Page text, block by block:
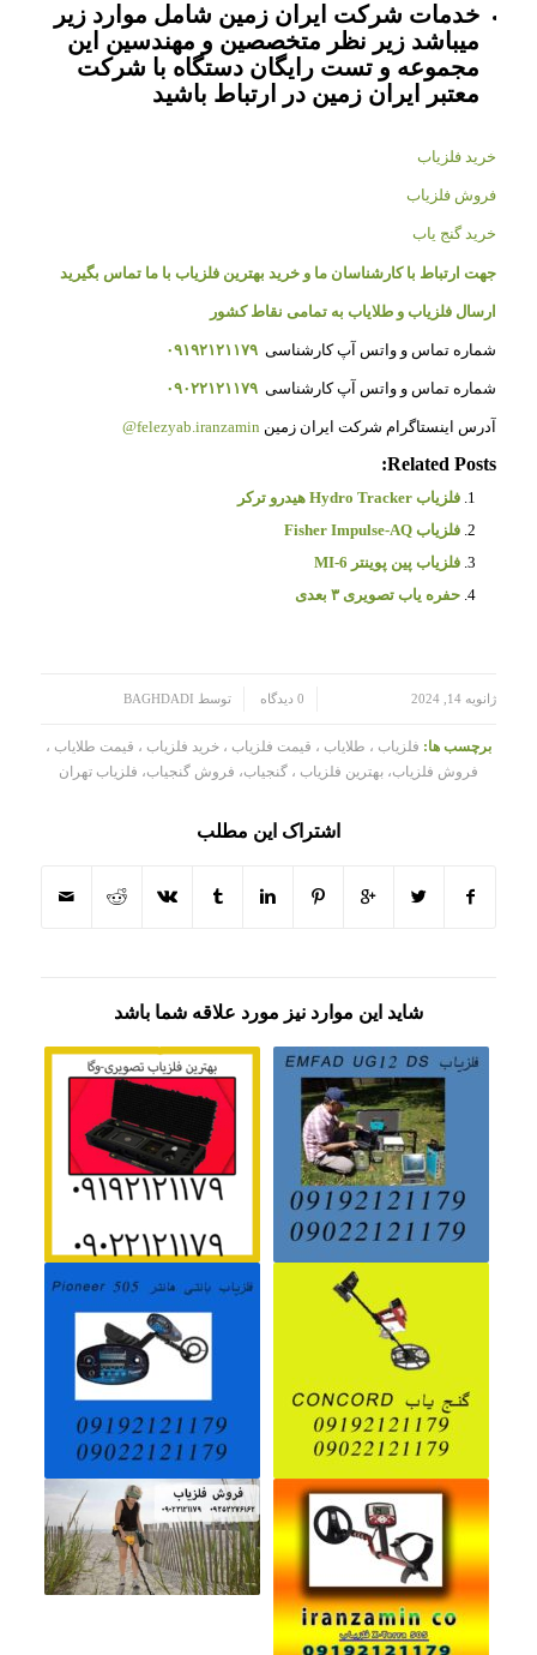
خدمات شرکت ایران زمین شامل موارد زیر
میباشد زیر نظر متخصصین و مهندسین این
مجموعه و تست رایگان دستگاه با شرکت
معتبر ایران زمین در ارتباط باشید
خرید فلزیاب
فروش فلزیاب
خرید گنج یاب
جهت ارتباط با کارشناسان ما و خرید بهترین فلزیاب با ما تماس بگیرید
ارسال فلزیاب و طلایاب به تمامی نقاط کشور
شماره تماس و واتس آپ کارشناسی ۰۹۱۹۲۱۲۱۱۷۹
شماره تماس و واتس آپ کارشناسی ۰۹۰۲۲۱۲۱۱۷۹
آدرس اینستاگرام شرکت ایران زمین felezyab.iranzamin@
Related Posts:
فلزیاب Hydro Tracker هیدرو ترکر
فلزیاب Fisher Impulse-AQ
فلزیاب پین‌ پوینتر MI-6
حفره یاب تصویری ۳ بعدی
ژانویه 14, 2024 0 دیدگاه توسط BAGHDADI
برچسب ها: فلزیاب ، طلایاب ، قیمت فلزیاب ، خرید فلزیاب ، قیمت طلایاب ،
فروش فلزیاب، بهترین فلزیاب ، گنجیاب، فروش گنجیاب، فلزیاب تهران
اشتراک این مطلب
شاید این موارد نیز مورد علاقه شما باشد